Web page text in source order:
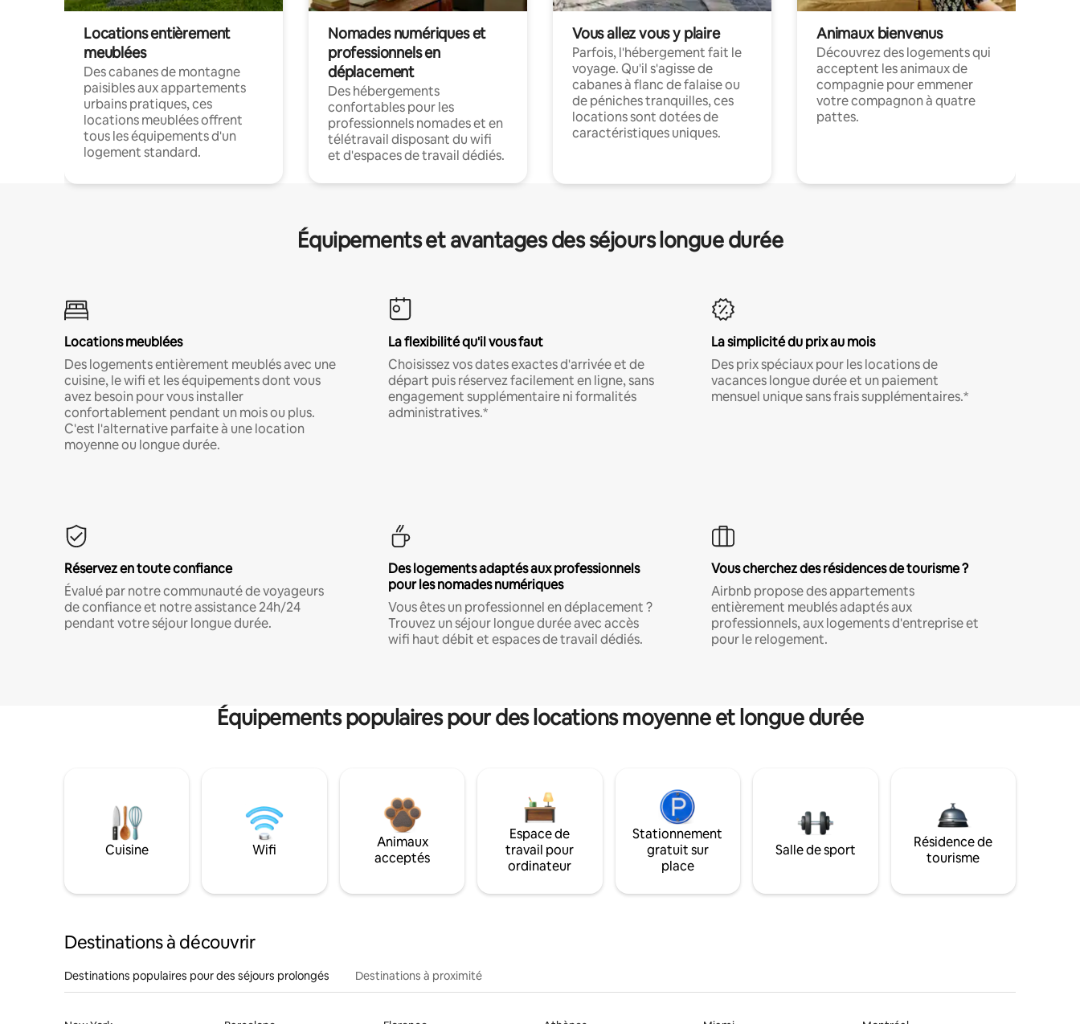
Locations entièrement
meublées
Des cabanes de montagne
paisibles aux appartements
urbains pratiques, ces
locations meublées offrent
tous les équipements d'un
logement standard.
Nomades numériques et
professionnels en
déplacement
Des hébergements
confortables pour les
professionnels nomades et en
télétravail disposant du wifi
et d'espaces de travail dédiés.
Vous allez vous y plaire
Parfois, l'hébergement fait le
voyage. Qu'il s'agisse de
cabanes à flanc de falaise ou
de péniches tranquilles, ces
locations sont dotées de
caractéristiques uniques.
Animaux bienvenus
Découvrez des logements qui
acceptent les animaux de
compagnie pour emmener
votre compagnon à quatre
pattes.
Équipements et avantages des séjours longue durée
Locations meublées
Des logements entièrement meublés avec une
cuisine, le wifi et les équipements dont vous
avez besoin pour vous installer
confortablement pendant un mois ou plus.
C'est l'alternative parfaite à une location
moyenne ou longue durée.
La flexibilité qu'il vous faut
Choisissez vos dates exactes d'arrivée et de
départ puis réservez facilement en ligne, sans
engagement supplémentaire ni formalités
administratives.*
La simplicité du prix au mois
Des prix spéciaux pour les locations de
vacances longue durée et un paiement
mensuel unique sans frais supplémentaires.*
Réservez en toute confiance
Évalué par notre communauté de voyageurs
de confiance et notre assistance 24h/24
pendant votre séjour longue durée.
Des logements adaptés aux professionnels
pour les nomades numériques
Vous êtes un professionnel en déplacement ?
Trouvez un séjour longue durée avec accès
wifi haut débit et espaces de travail dédiés.
Vous cherchez des résidences de tourisme ?
Airbnb propose des appartements
entièrement meublés adaptés aux
professionnels, aux logements d'entreprise et
pour le relogement.
Équipements populaires pour des locations moyenne et longue durée
Cuisine Wifi
Animaux
acceptés
Espace de
travail pour
ordinateur
Stationnement
gratuit sur
place
Salle de sport
Résidence de
tourisme
Destinations à découvrir
Destinations populaires pour des séjours prolongés Destinations à proximité